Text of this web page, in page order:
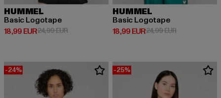
HUMMEL
Basic Logotape
18,99 EUR
Ajankohtainen hinta: 18,99 EUR
24,99 EURKampanjahinta: 24,99 EUR
HUMMEL
Basic Logotape
18,99 EUR
Ajankohtainen hinta: 18,99 EUR
24,99 EUR
-24% -25%